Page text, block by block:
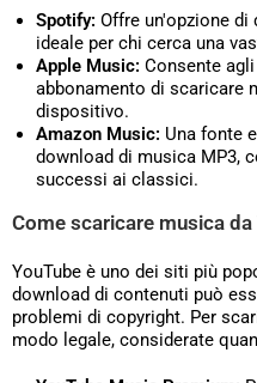
Spotify: Offre un'opzione di
ideale per chi cerca una
Apple Music: Consente
abbonamento di scaricare
dispositivo.
Amazon Music: Una fonte
download di musica MP3,
successi ai classici.
Come scaricare musica da
YouTube è uno dei siti più
download di contenuti può
problemi di copyright. Per
modo legale, considerate